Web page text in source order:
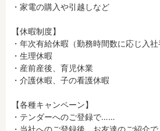
・家電の購入や引越しなど
【休暇制度】
・年次有給休暇（勤務時間数に応じ入社
・生理休暇
・産前産後、育児休業
・介護休暇、子の看護休暇
【各種キャンペーン】
・テンダーへのご登録で……
・当社へのご登録後、お友達のご紹介